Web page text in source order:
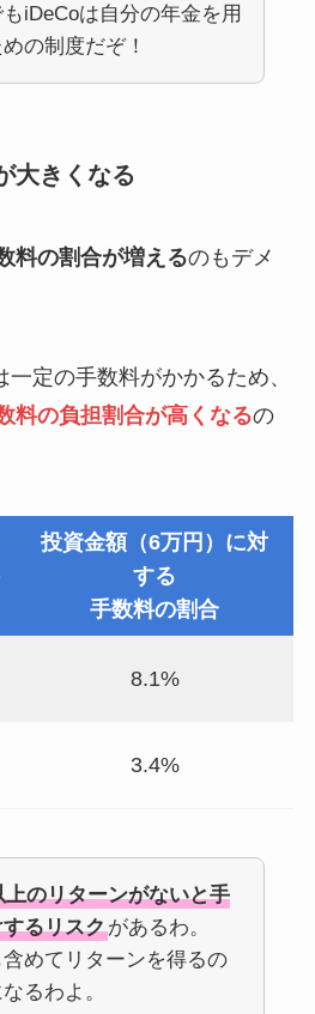
iDeCoは自分の年金を用
の制度だぞ！
大きくなる
料の割合が増えるのもデメ
定の手数料がかかるため、
料の負担割合が高くなるの
投資金額（6万円）に対
する
手数料の割合
8.1%
3.4%
上のリターンがないと手
るリスクがあるわ。
めてリターンを得るの
るわよ。